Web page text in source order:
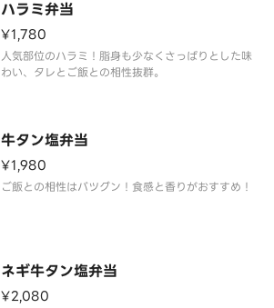
ハラミ弁当
¥1,780
人気部位のハラミ！脂身も少なくさっぱりとした味
わい、タレとご飯との相性抜群。
牛タン塩弁当
¥1,980
ご飯との相性はバツグン！食感と香りがおすすめ！
ネギ牛タン塩弁当
¥2,080